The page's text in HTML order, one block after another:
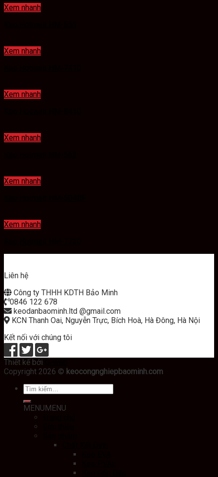
Xem nhanh
Xem nhanh
Xem nhanh
Xem nhanh
Xem nhanh
Xem nhanh
Liên hệ
Công ty THHH KDTH Bảo Minh
0846 122 678
keodanbaominh.ltd @gmail.com
KCN Thanh Oai, Nguyễn Trực, Bích Hoà, Hà Đông, Hà Nội
Kết nối với chúng tôi
Thiết kế bởi
Copyright 2026 © keocongnghiepbaominh.com
MENUMENU